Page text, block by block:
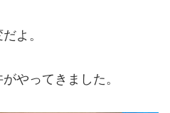
よ。
やってきました。